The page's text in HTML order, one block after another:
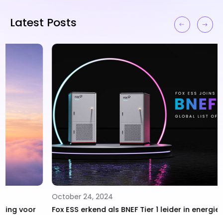
Latest Posts
October 24, 2024
Fox ESS erkend als BNEF Tier 1 leider in energieopslag